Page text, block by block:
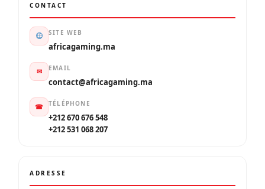
CONTACT
SITE WEB
africagaming.ma
✉ EMAIL
contact@africagaming.ma
☎ TÉLÉPHONE
+212 670 676 548
+212 531 068 207
ADRESSE